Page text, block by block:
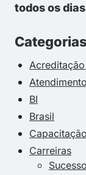
todos os dias
Categorias
Atendimento
BI
Brasil
Carreiras